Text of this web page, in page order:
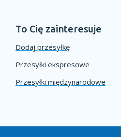
To Cię zainteresuje
Dodaj przesyłkę
Przesyłki ekspresowe
Przesyłki międzynarodowe